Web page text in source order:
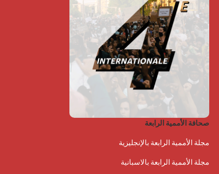
صحافة الأممية الرابعة
مجلة الأممية الرابعة بالإنجليزية
مجلة الأممية الرابعة بالاسبانية